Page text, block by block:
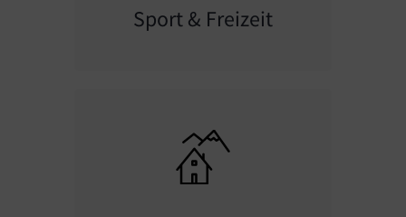
Sport & Freizeit